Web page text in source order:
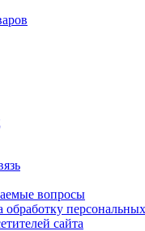
вопросы
обработку
сайта